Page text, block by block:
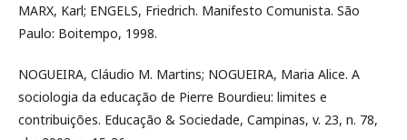
MARX, Karl; ENGELS, Friedrich. Manifesto Comunista. São
Paulo: Boitempo, 1998.
NOGUEIRA, Cláudio M. Martins; NOGUEIRA, Maria Alice. A
sociologia da educação de Pierre Bourdieu: limites e
contribuições. Educação & Sociedade, Campinas, v. 23, n. 78,